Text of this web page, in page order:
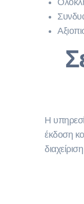
Η
έκδοση